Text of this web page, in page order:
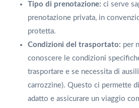
Tipo di prenotazione: ci serve
prenotazione privata, in
protetta.
Condizioni del trasportato: per
conoscere le condizioni
trasportare e se necessita di
carrozzine). Questo ci permette
adatto e assicurare un viaggio